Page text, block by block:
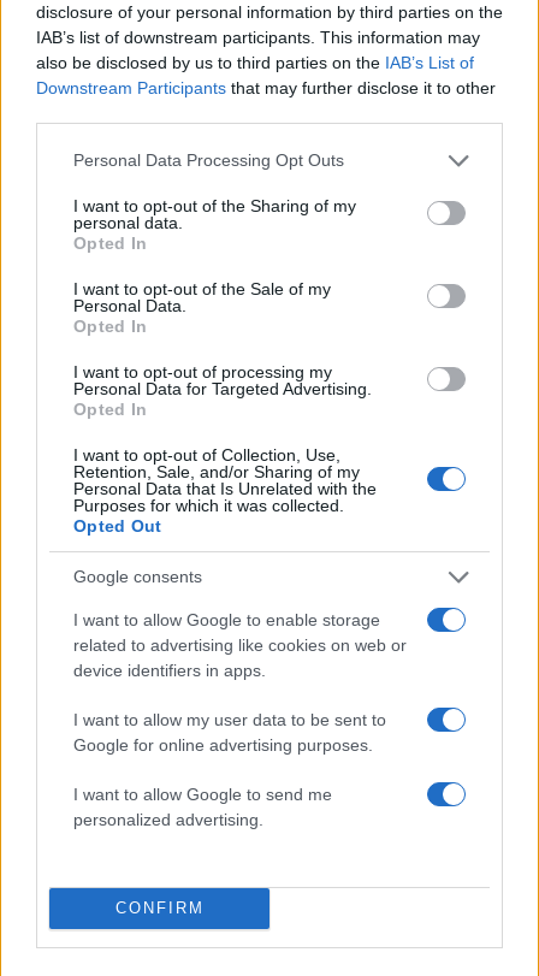
disclosure of your personal information by third parties on the
IAB’s list of downstream participants. This information may
also be disclosed by us to third parties on the IAB’s List of
Downstream Participants that may further disclose it to other
Please note that this website/app uses one or more Google
not limited to your visit or usage behaviour. You may click to
grant or deny consent to Google and its third-party tags to
use your data for below specified purposes in below Google
consent section.
Personal Data Processing Opt Outs
I want to opt-out of the Sharing of my
personal data.
Opted In
I want to opt-out of the Sale of my
Personal Data.
Opted In
I want to opt-out of processing my
Personal Data for Targeted Advertising.
Opted In
I want to opt-out of Collection, Use,
Retention, Sale, and/or Sharing of my
Personal Data that Is Unrelated with the
Purposes for which it was collected.
Opted Out
Google consents
I want to allow Google to enable storage
related to advertising like cookies on web or
device identifiers in apps.
I want to allow my user data to be sent to
Google for online advertising purposes.
I want to allow Google to send me
personalized advertising.
CONFIRM